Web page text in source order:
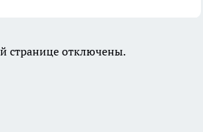
странице отключены.